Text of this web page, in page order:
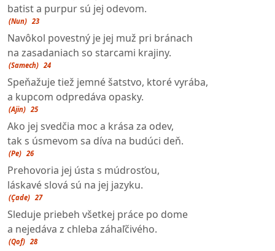
batist a purpur sú jej odevom.
(Nun) 23
Navôkol povestný je jej muž pri bránach
na zasadaniach so starcami krajiny.
(Samech) 24
Speňažuje tiež jemné šatstvo, ktoré vyrába,
a kupcom odpredáva opasky.
(Ajin) 25
Ako jej svedčia moc a krása za odev,
tak s úsmevom sa díva na budúci deň.
(Pe) 26
Prehovoria jej ústa s múdrosťou,
láskavé slová sú na jej jazyku.
(Çade) 27
Sleduje priebeh všetkej práce po dome
a nejedáva z chleba záhaľčivého.
(Qof) 28